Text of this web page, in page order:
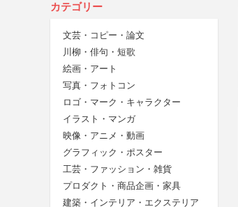
カテゴリー
文芸・コピー・論文
川柳・俳句・短歌
絵画・アート
写真・フォトコン
ロゴ・マーク・キャラクター
イラスト・マンガ
映像・アニメ・動画
グラフィック・ポスター
工芸・ファッション・雑貨
プロダクト・商品企画・家具
建築・インテリア・エクステリア